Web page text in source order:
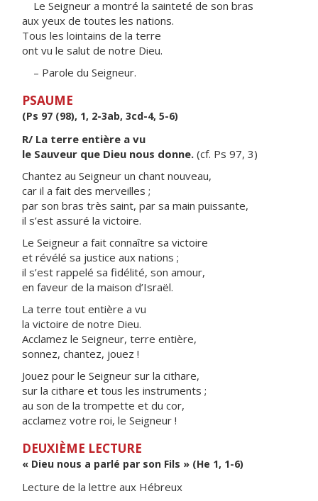
Le Seigneur a montré la sainteté de son bras
aux yeux de toutes les nations.
Tous les lointains de la terre
ont vu le salut de notre Dieu.
– Parole du Seigneur.
PSAUME
(Ps 97 (98), 1, 2-3ab, 3cd-4, 5-6)
R/ La terre entière a vu
le Sauveur que Dieu nous donne. (cf. Ps 97, 3)
Chantez au Seigneur un chant nouveau,
car il a fait des merveilles ;
par son bras très saint, par sa main puissante,
il s’est assuré la victoire.
Le Seigneur a fait connaître sa victoire
et révélé sa justice aux nations ;
il s’est rappelé sa fidélité, son amour,
en faveur de la maison d’Israël.
La terre tout entière a vu
la victoire de notre Dieu.
Acclamez le Seigneur, terre entière,
sonnez, chantez, jouez !
Jouez pour le Seigneur sur la cithare,
sur la cithare et tous les instruments ;
au son de la trompette et du cor,
acclamez votre roi, le Seigneur !
DEUXIÈME LECTURE
« Dieu nous a parlé par son Fils » (He 1, 1-6)
Lecture de la lettre aux Hébreux